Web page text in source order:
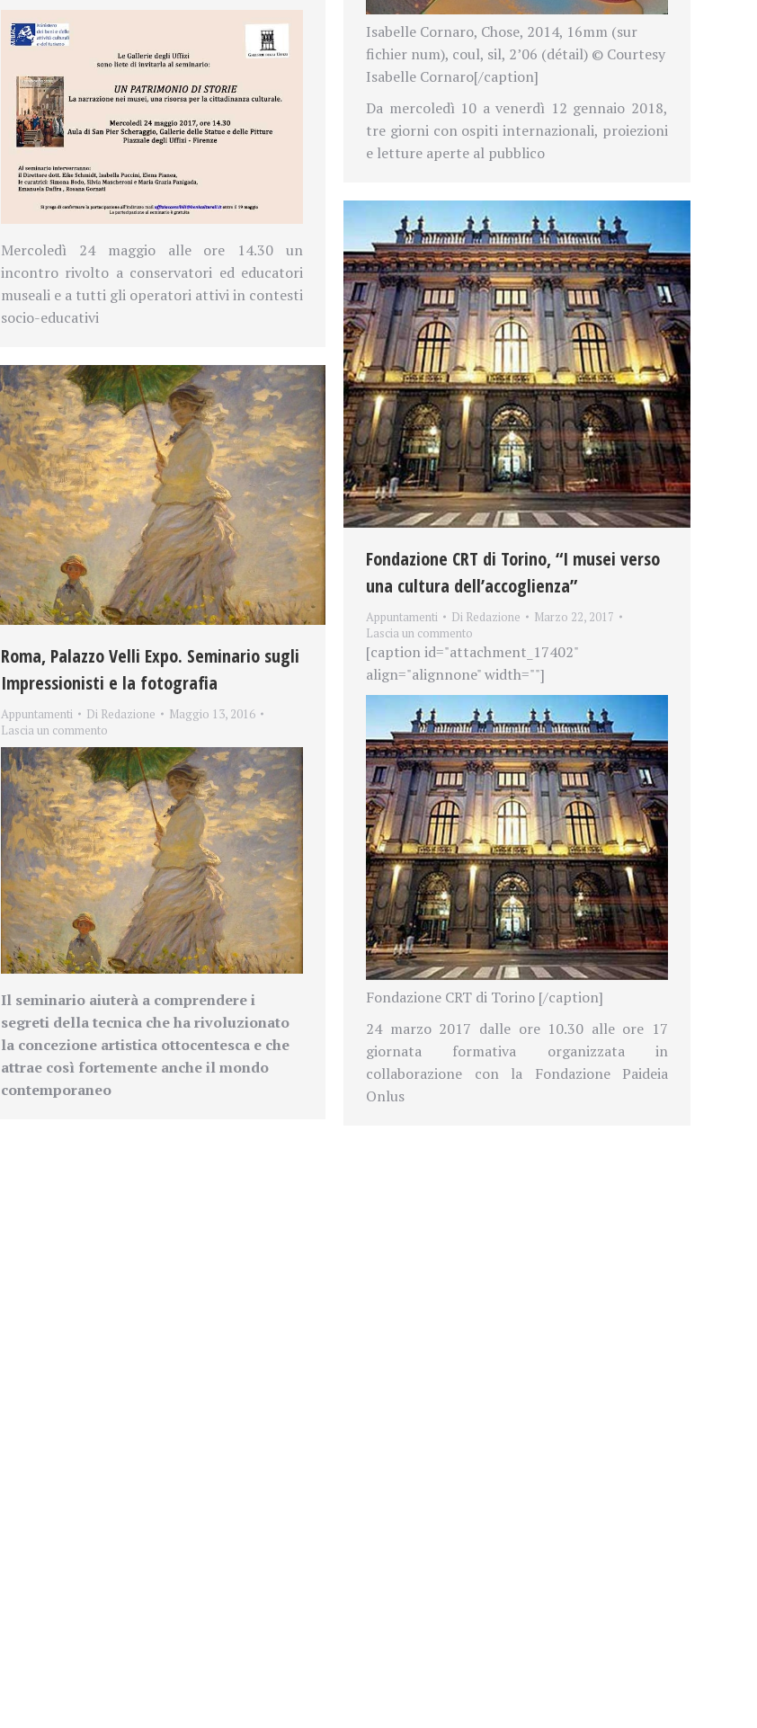
Isabelle Cornaro, Chose, 2014, 16mm (sur
fichier num), coul, sil, 2’06 (détail) © Courtesy
Isabelle Cornaro[/caption]
Da mercoledì 10 a venerdì 12 gennaio 2018,
tre giorni con ospiti internazionali, proiezioni
e letture aperte al pubblico
Mercoledì 24 maggio alle ore 14.30 un
incontro rivolto a conservatori ed educatori
museali e a tutti gli operatori attivi in contesti
socio-educativi
Fondazione CRT di Torino, “I musei verso
una cultura dell’accoglienza”
Appuntamenti Di Redazione
Marzo 22, 2017
Lascia un commento
[caption id="attachment_17402"
align="alignnone" width=""]
Fondazione CRT di Torino [/caption]
24 marzo 2017 dalle ore 10.30 alle ore 17
giornata formativa organizzata in
collaborazione con la Fondazione Paideia
Onlus
Roma, Palazzo Velli Expo. Seminario sugli
Impressionisti e la fotografia
Appuntamenti Di Redazione
Maggio 13, 2016
Lascia un commento
Il seminario aiuterà a comprendere i
segreti della tecnica che ha rivoluzionato
la concezione artistica ottocentesca e che
attrae così fortemente anche il mondo
contemporaneo